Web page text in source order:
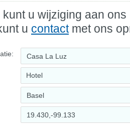
u wijziging aan
u contactmet ons
Hotel